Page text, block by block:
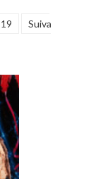
19 Suivant »